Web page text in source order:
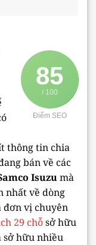
85
/ 100
Điểm SEO
thông tin chia
bán về các
Isuzumà
nhất về dòng
đơn vị chuyên
29 chỗsở hữu
sở hữu nhiều